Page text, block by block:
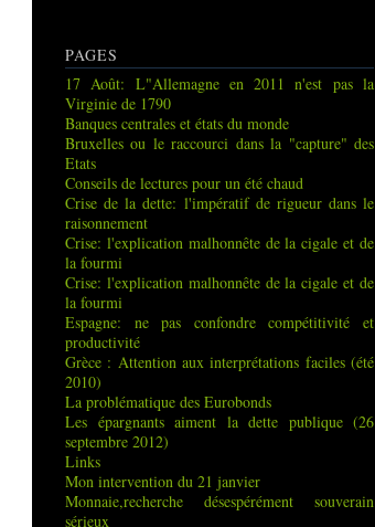
PAGES
17 Août: L"Allemagne en 2011 n'est pas la
Virginie de 1790
Banques centrales et états du monde
Bruxelles ou le raccourci dans la "capture" des
Etats
Conseils de lectures pour un été chaud
Crise de la dette: l'impératif de rigueur dans le
raisonnement
Crise: l'explication malhonnête de la cigale et de
la fourmi
Crise: l'explication malhonnête de la cigale et de
la fourmi
Espagne: ne pas confondre compétitivité et
productivité
Grèce : Attention aux interprétations faciles (été
2010)
La problématique des Eurobonds
Les épargnants aiment la dette publique (26
septembre 2012)
Links
Mon intervention du 21 janvier
Monnaie,recherche désespérément souverain
sérieux